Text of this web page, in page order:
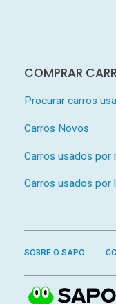
COMPRAR
Procurar carros
Carros Novos
Carros usados por
Carros usados por
SOBRE O SAPO